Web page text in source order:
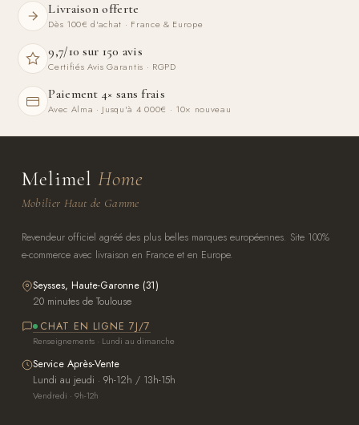
Livraison offerte
Dès 100€ d'achat · France & Europe
9,7/10 sur 150 avis
Certifiés Avis Garantis · RGPD
Paiement 4× sans frais
Avec Alma · Jusqu'à 4 000€ · 10× nouveau
Melimel Home
Mobilier Haut de Gamme
Revendeur officiel agréé des plus belles marques européennes. Site 100%
e-commerce avec livraison en France et en Europe.
Seysses, Haute-Garonne (31)
20 minutes de Toulouse
CHAT EN LIGNE 7J/7
Renseignements · Lundi au dimanche
Service Après-Vente
Lundi au jeudi · 9h-12h / 13h-15h
Vendredi · 9h-12h